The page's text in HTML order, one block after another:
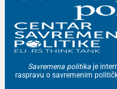
Savremena politika je
raspravu o savremenim